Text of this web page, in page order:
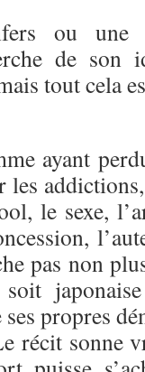
ou une
de son
tout cela
ayant
le sexe,
pas non
propres
récit sonne